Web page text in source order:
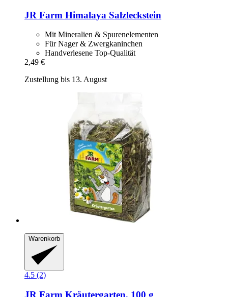
JR Farm Himalaya Salzleckstein
Mit Mineralien & Spurenelementen
Für Nager & Zwergkaninchen
Handverlesene Top-Qualität
2,49 €
Zustellung bis 13. August
Warenkorb
4.5 (2)
JR Farm Kräutergarten, 100 g